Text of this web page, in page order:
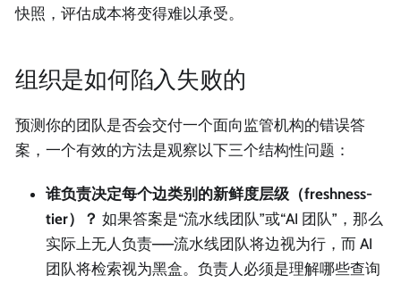
快照，评估成本将变得难以承受。
组织是如何陷入失败的
预测你的团队是否会交付一个面向监管机构的错误答
案，一个有效的方法是观察以下三个结构性问题：
谁负责决定每个边类别的新鲜度层级（freshness-
tier）？ 如果答案是“流水线团队”或“AI 团队”，那么
实际上无人负责——流水线团队将边视为行，而 AI
团队将检索视为黑盒。负责人必须是理解哪些查询